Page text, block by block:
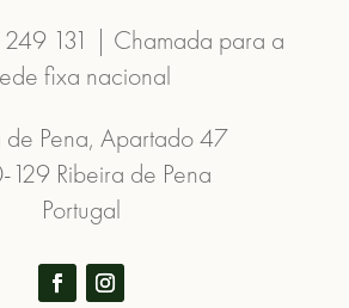
131 | Chamada para a
fixa nacional
de Pena, Apartado 47
129 Ribeira de Pena
Portugal